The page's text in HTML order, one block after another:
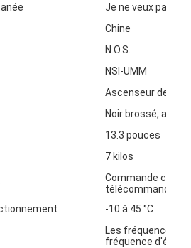
Je ne veux pas
Chine
N.O.S.
NSI-UMM
Ascenseur de
Noir brossé,
13.3 pouces
7 kilos
Commande
télécommande
-10 à 45 °C
Les fréquences
fréquence